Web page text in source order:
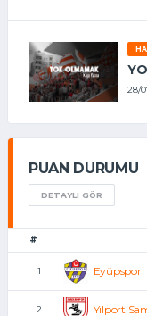
28/
PUAN DURUMU
DETAYLI GÖR
#
1 Eyüpspor
2 Yılport